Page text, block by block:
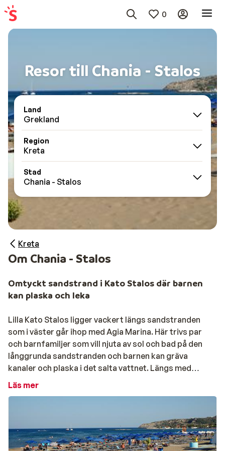
0
Resor till Chania - Stalos
Land
Grekland
Region
Kreta
Stad
Chania - Stalos
Kreta
Om Chania - Stalos
Omtyckt sandstrand i Kato Stalos där barnen
kan plaska och leka
Lilla Kato Stalos ligger vackert längs sandstranden
som i väster går ihop med Agia Marina. Här trivs par
och barnfamiljer som vill njuta av sol och bad på den
långgrunda sandstranden och barnen kan gräva
kanaler och plaska i det salta vattnet. Längs med
huvudvägen finns tavernor, souvenirbutiker och
Tips!För att få en bra överblick över vädret vid
Läs mer